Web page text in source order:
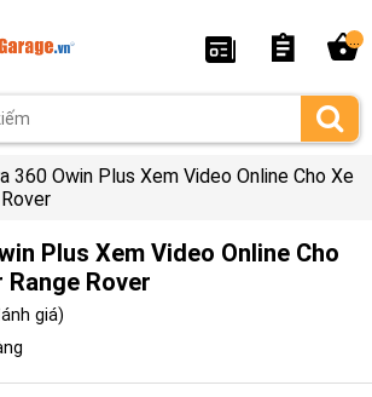
360 Owin Plus Xem Video Online Cho Xe
Plus Xem Video Online Cho
Range Rover
giá)